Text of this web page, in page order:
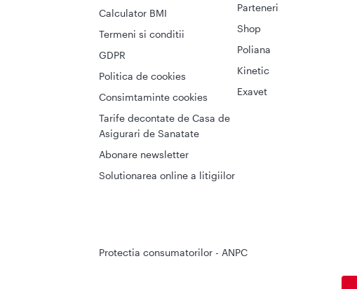
Calculator BMI
Termeni si conditii
GDPR
Politica de cookies
Consimtaminte cookies
Tarife decontate de Casa de
Asigurari de Sanatate
Abonare newsletter
Solutionarea online a litigiilor
Parteneri
Shop
Poliana
Kinetic
Exavet
Protectia consumatorilor - ANPC